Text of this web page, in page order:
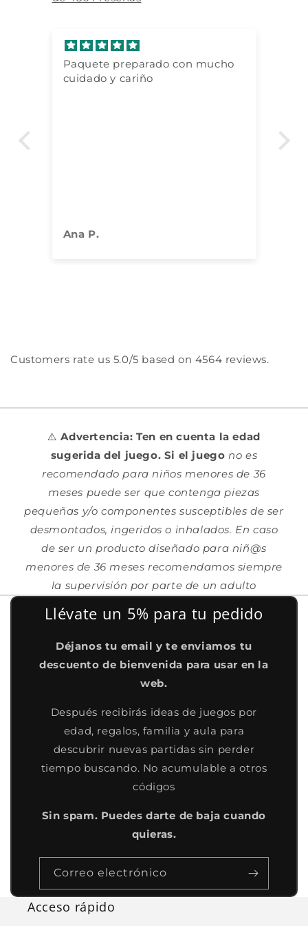
Paquete preparado con mucho
cuidado y cariño
Ana P.
Customers rate us 5.0/5 based on 4564 reviews.
⚠️Advertencia: Ten en cuenta la edad
sugerida del juego. Si el juego no es
recomendado para niños menores de 36
meses puede ser que contenga piezas
pequeñas y/o componentes susceptibles de ser
desmontados, ingeridos o inhalados. En caso
de ser un producto diseñado para niñ@s
menores de 36 meses recomendamos siempre
la supervisión por parte de un adulto
Llévate un 5% para tu pedido
Déjanos tu email y te enviamos tu
descuento de bienvenida para usar en la
web.
Después recibirás ideas de juegos por
edad, regalos, familia y aula para
descubrir nuevas partidas sin perder
tiempo buscando. No acumulable a otros
códigos
Sin spam. Puedes darte de baja cuando
quieras.
Correo electrónico
Acceso rápido